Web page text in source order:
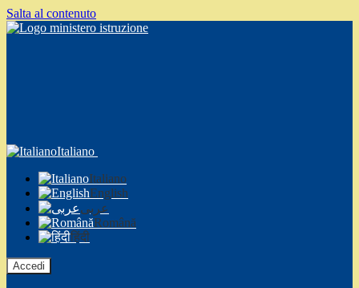
Salta al contenuto
Italiano
Italiano
English
عربى
Română
हिंदी
Accedi